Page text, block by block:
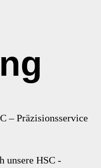
– Präzisionsservice
unsere HSC -